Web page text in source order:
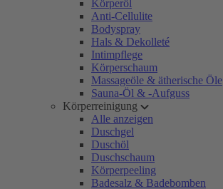
Körperöl
Anti-Cellulite
Bodyspray
Hals & Dekolleté
Intimpflege
Körperschaum
Massageöle & ätherische Öle
Sauna-Öl & -Aufguss
Körperreinigung
Alle anzeigen
Duschgel
Duschöl
Duschschaum
Körperpeeling
Badesalz & Badebomben